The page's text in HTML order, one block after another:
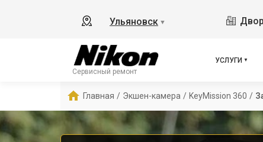
Ульяновск ▼
Сервисный ремонт
УСЛУГИ
Главная / Экшен-камера / KeyMission 360 /